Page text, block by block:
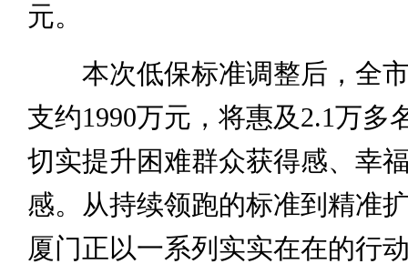
元。
本次低保标准调整后，全市
支约1990万元，将惠及2.1万多
切实提升困难群众获得感、幸
感。从持续领跑的标准到精准
厦门正以一系列实实在在的行